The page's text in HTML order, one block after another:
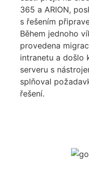
365 a ARION,
s řešením
Během jednoho
provedena
intranetu a došlo
serveru s
splňoval
řešení.